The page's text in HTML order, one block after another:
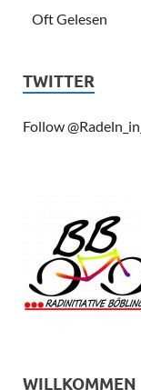
Oft Gelesen
TWITTER
Follow
WILLKOMMEN